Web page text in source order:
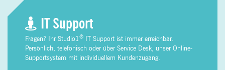
IT Support
Fragen? Ihr Studio1 ®
IT Support ist immer erreichbar.
Persönlich, telefonisch oder über Service Desk, unser Online-
Supportsystem mit individuellem Kundenzugang.